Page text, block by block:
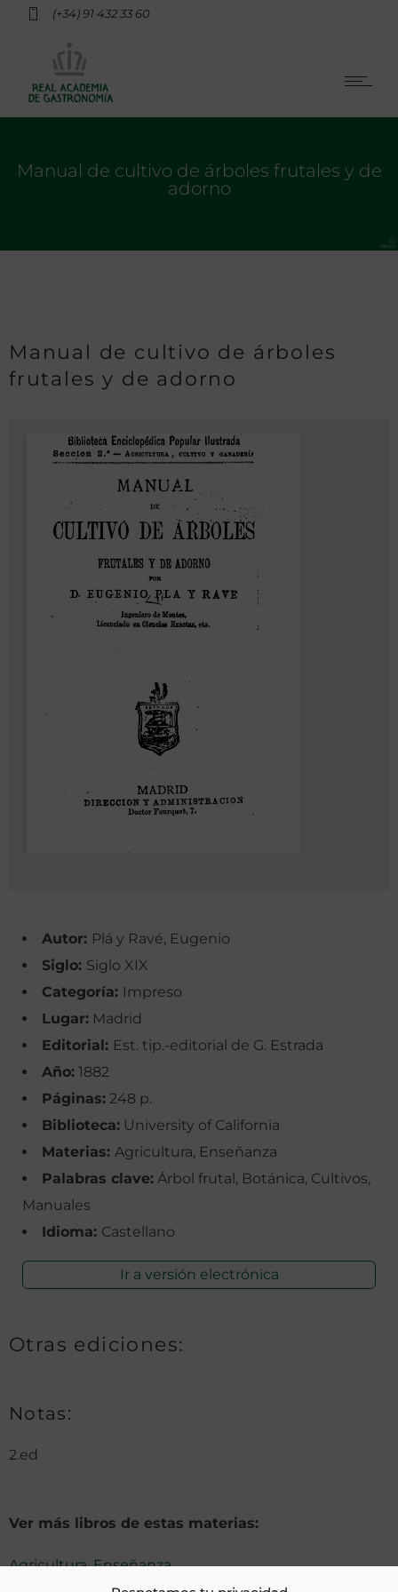
(+34) 91 432 33 60
Manual de cultivo de árboles frutales y de
adorno
Manual de cultivo de árboles
frutales y de adorno
Autor: Plá y Ravé, Eugenio
Siglo: Siglo XIX
Categoría: Impreso
Lugar: Madrid
Editorial: Est. tip.-editorial de G. Estrada
Año: 1882
Páginas: 248 p.
Biblioteca: University of California
Materias: Agricultura, Enseñanza
Palabras clave: Árbol frutal, Botánica, Cultivos,
Manuales
Idioma: Castellano
Ir a versión electrónica
Otras ediciones:
Notas:
2.ed
Ver más libros de estas materias:
Agricultura,Enseñanza